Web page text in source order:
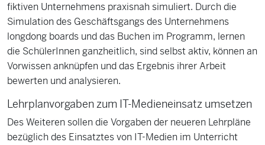
fiktiven Unternehmens praxisnah simuliert. Durch die
Simulation des Geschäftsgangs des Unternehmens
longdong boards und das Buchen im Programm, lernen
die SchülerInnen ganzheitlich, sind selbst aktiv, können an
Vorwissen anknüpfen und das Ergebnis ihrer Arbeit
bewerten und analysieren.
Lehrplanvorgaben zum IT-Medieneinsatz umsetzen
Des Weiteren sollen die Vorgaben der neueren Lehrpläne
bezüglich des Einsatztes von IT-Medien im Unterricht